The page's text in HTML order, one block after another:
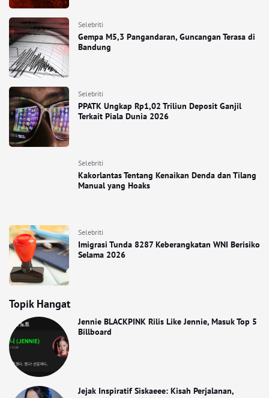
Selebriti
Gempa M5,3 Pangandaran, Guncangan Terasa di
Bandung
Selebriti
PPATK Ungkap Rp1,02 Triliun Deposit Ganjil
Terkait Piala Dunia 2026
Selebriti
Kakorlantas Tentang Kenaikan Denda dan Tilang
Manual yang Hoaks
Selebriti
Imigrasi Tunda 8287 Keberangkatan WNI Berisiko
Selama 2026
Topik Hangat
Jennie BLACKPINK Rilis Like Jennie, Masuk Top 5
Billboard
Jejak Inspiratif Siskaeee: Kisah Perjalanan,